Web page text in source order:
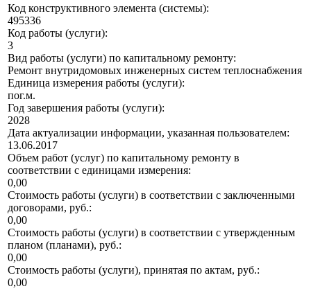
Код конструктивного элемента (системы):
495336
Код работы (услуги):
3
Вид работы (услуги) по капитальному ремонту:
Ремонт внутридомовых инженерных систем теплоснабжения
Единица измерения работы (услуги):
пог.м.
Год завершения работы (услуги):
2028
Дата актуализации информации, указанная пользователем:
13.06.2017
Объем работ (услуг) по капитальному ремонту в
соответствии с единицами измерения:
0,00
Стоимость работы (услуги) в соответствии с заключенными
договорами, руб.:
0,00
Стоимость работы (услуги) в соответствии с утвержденным
планом (планами), руб.:
0,00
Стоимость работы (услуги), принятая по актам, руб.:
0,00